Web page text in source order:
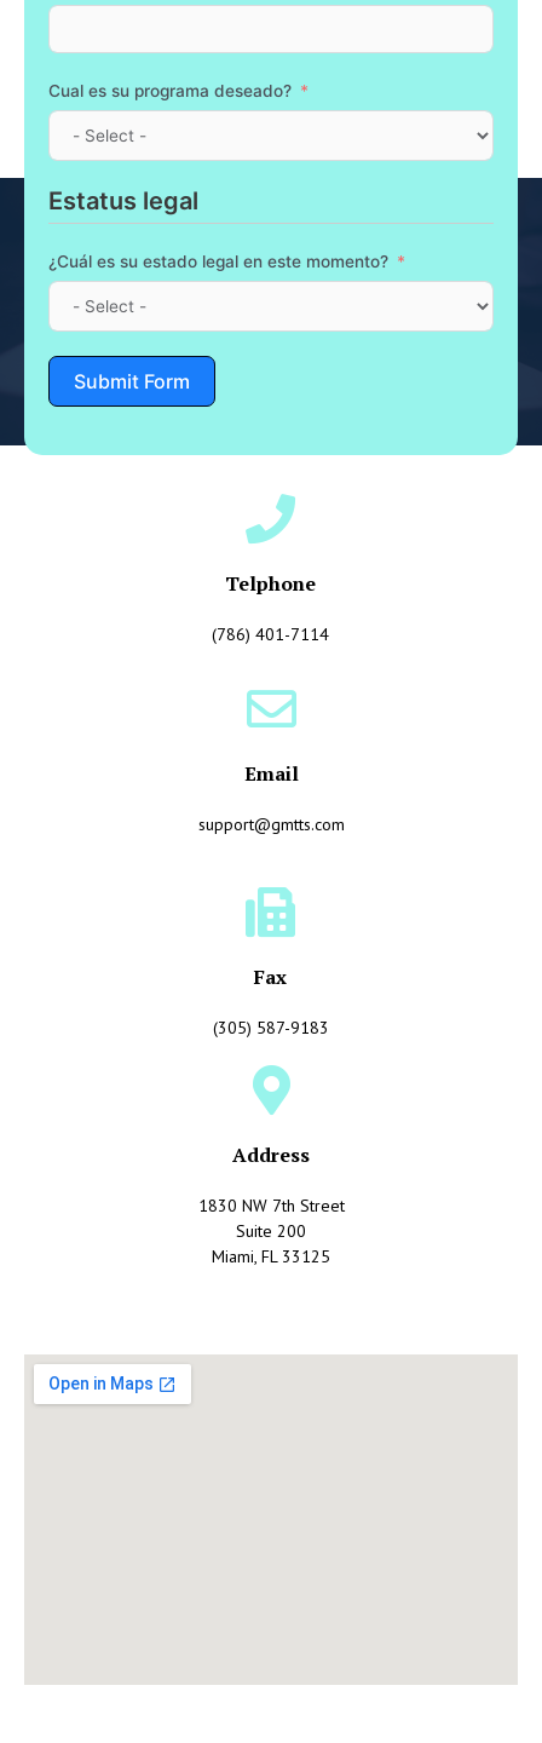
Cual es su programa deseado?
Estatus legal
¿Cuál es su estado legal en este momento?
Submit Form
Telphone
(786) 401-7114
Email
support@gmtts.com
Fax
(305) 587-9183
Address
1830 NW 7th Street
Suite 200
Miami, FL 33125